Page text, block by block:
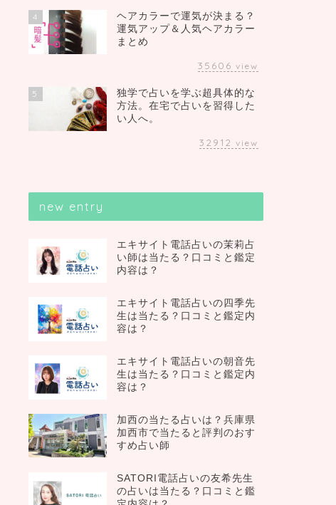
4
ヘアカラーで運気が決まる？
運気アップ＆人気ヘアカラー
まとめ
35606 view
5
独学で占いを学ぶ超具体的な
方法。在宅で占いを習得した
い人へ。
32912 view
new entry
エキサイト電話占いの茉莉占
い師は当たる？口コミと鑑定
内容は？
エキサイト電話占いの四季先
生は当たる？口コミと鑑定内
容は？
エキサイト電話占いの朝音先
生は当たる？口コミと鑑定内
容は？
加西の当たる占いは？兵庫県
加西市で当たると評判のおす
すめ占い師
SATORI電話占いの友希先生
の占いは当たる？口コミと鑑